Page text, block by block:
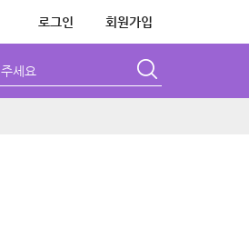
로그인 회원가입
세요